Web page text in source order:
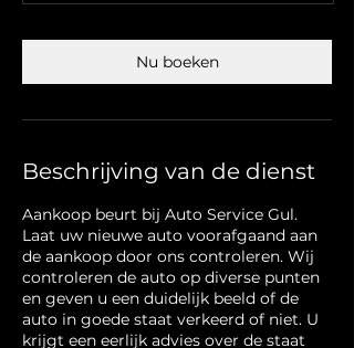
Nu boeken
Beschrijving van de dienst
Aankoop beurt bij Auto Service Gul.
Laat uw nieuwe auto voorafgaand aan
de aankoop door ons controleren. Wij
controleren de auto op diverse punten
en geven u een duidelijk beeld of de
auto in goede staat verkeerd of niet. U
krijgt een eerlijk advies over de staat